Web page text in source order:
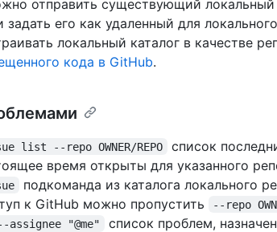
отправить существующий
задать его как удаленный для
локальный каталог в качестве
кода в GitHub.
list --repo OWNER/REPO
список
время открыты для указанного
подкоманда из каталога локального
к GitHub можно пропустить
--repo
"@me"
список проблем,